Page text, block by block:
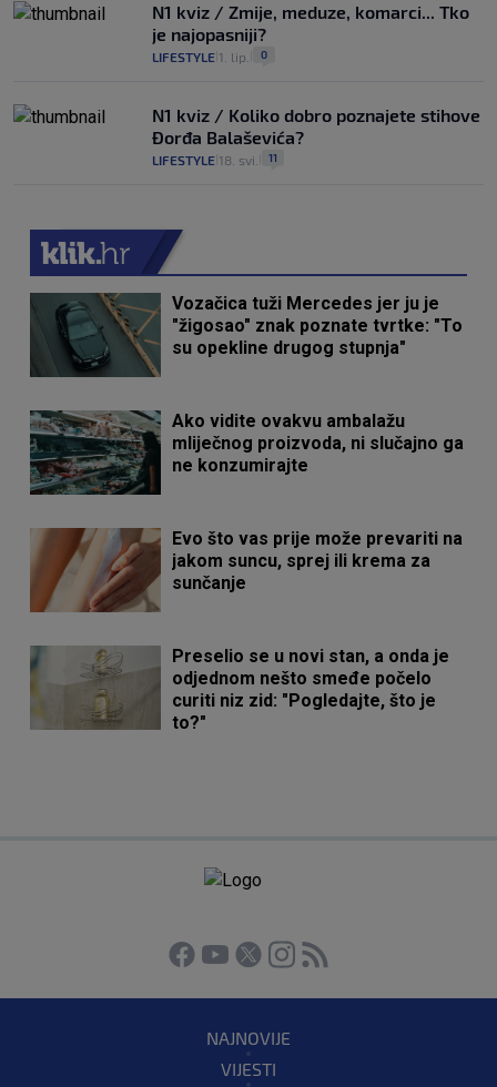
N1 kviz / Zmije, meduze, komarci... Tko
je najopasniji?
LIFESTYLE 1. lip. 0
N1 kviz / Koliko dobro poznajete stihove
Đorđa Balaševića?
LIFESTYLE 18. svi. 11
Vozačica tuži Mercedes jer ju je
"žigosao" znak poznate tvrtke: "To
su opekline drugog stupnja"
Ako vidite ovakvu ambalažu
mliječnog proizvoda, ni slučajno ga
ne konzumirajte
Evo što vas prije može prevariti na
jakom suncu, sprej ili krema za
sunčanje
Preselio se u novi stan, a onda je
odjednom nešto smeđe počelo
curiti niz zid: "Pogledajte, što je
to?"
NAJNOVIJE
VIJESTI